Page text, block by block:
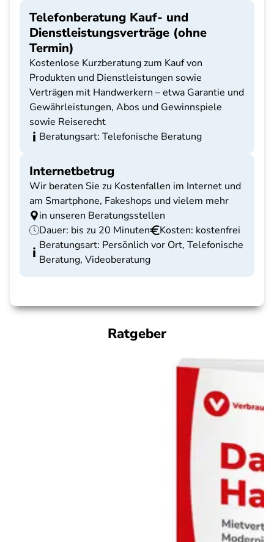
Telefonberatung Kauf- und
Dienstleistungsverträge (ohne
Termin)
Kostenlose Kurzberatung zum Kauf von
Produkten und Dienstleistungen sowie
Verträgen mit Handwerkern – etwa Garantie und
Gewährleistungen, Abos und Gewinnspiele
sowie Reiserecht
Beratungsart: Telefonische Beratung
Internetbetrug
Wir beraten Sie zu Kostenfallen im Internet und
am Smartphone, Fakeshops und vielem mehr
in unseren Beratungsstellen
Dauer: bis zu 20 Minuten
Kosten: kostenfrei
Beratungsart: Persönlich vor Ort, Telefonische
Beratung, Videoberatung
Ratgeber